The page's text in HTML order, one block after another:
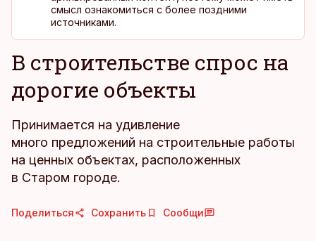
смысл ознакомиться с более поздними
источниками.
В строительстве спрос на
дорогие объекты
Принимается на удивление
много предложений на строительные работы
на ценных объектах, расположенных
в Старом городе.
Поделиться Сохранить Сообщи